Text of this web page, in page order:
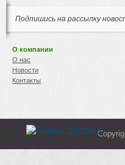
Подпишись на рассылку
О компании
О нас
Новости
Контакты